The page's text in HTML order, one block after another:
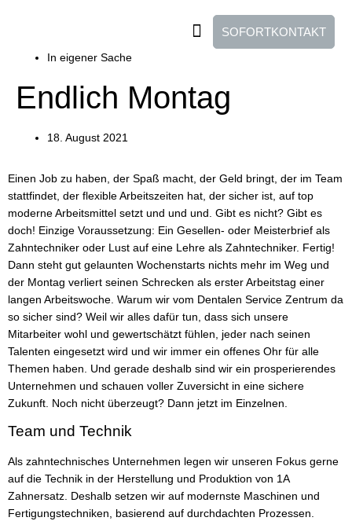
SOFORTKONTAKT
In eigener Sache
Endlich Montag
18. August 2021
Einen Job zu haben, der Spaß macht, der Geld bringt, der im Team
stattfindet, der flexible Arbeitszeiten hat, der sicher ist, auf top
moderne Arbeitsmittel setzt und und und. Gibt es nicht? Gibt es
doch! Einzige Voraussetzung: Ein Gesellen- oder Meisterbrief als
Zahntechniker oder Lust auf eine Lehre als Zahntechniker. Fertig!
Dann steht gut gelaunten Wochenstarts nichts mehr im Weg und
der Montag verliert seinen Schrecken als erster Arbeitstag einer
langen Arbeitswoche. Warum wir vom Dentalen Service Zentrum da
so sicher sind? Weil wir alles dafür tun, dass sich unsere
Mitarbeiter wohl und gewertschätzt fühlen, jeder nach seinen
Talenten eingesetzt wird und wir immer ein offenes Ohr für alle
Themen haben. Und gerade deshalb sind wir ein prosperierendes
Unternehmen und schauen voller Zuversicht in eine sichere
Zukunft. Noch nicht überzeugt? Dann jetzt im Einzelnen.
Team und Technik
Als zahntechnisches Unternehmen legen wir unseren Fokus gerne
auf die Technik in der Herstellung und Produktion von 1A
Zahnersatz. Deshalb setzen wir auf modernste Maschinen und
Fertigungstechniken, basierend auf durchdachten Prozessen.